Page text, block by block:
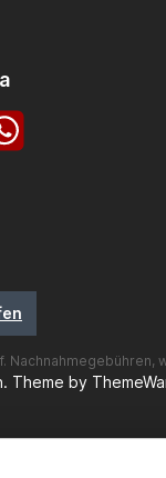
Nachnahmegebühren,
Theme by